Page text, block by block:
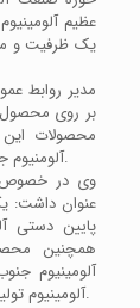
یک ظرفیت و
مدیر روابط
بر روی محصول
محصولات
آلومنیوم جلب و محصول این کارخانه در بازار جهانی به فروش برسد.
وی در خصوص
عنوان داشت:
پایین دستی
همچنین
آلومینیوم
آلومینیوم تولیدی سالکو بصورت مذاب به عنوان ماده اولیه استفاده کنند.